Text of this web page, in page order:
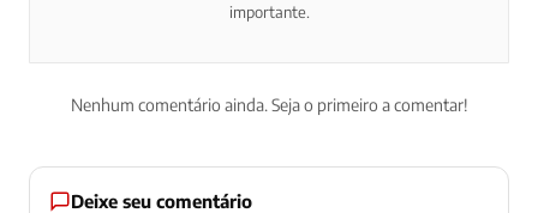
importante.
Nenhum comentário ainda. Seja o primeiro a comentar!
Deixe seu comentário